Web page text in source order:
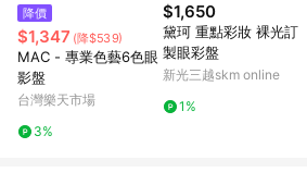
降價
$1,347 (降$539)
MAC - 專業色藝6色眼
影盤
台灣樂天市場
3%
$1,650
黛珂 重點彩妝 裸光訂
製眼彩盤
新光三越skm online
1%